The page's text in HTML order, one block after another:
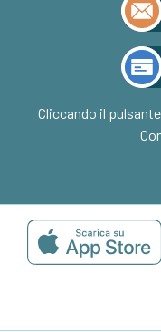
Cliccando il